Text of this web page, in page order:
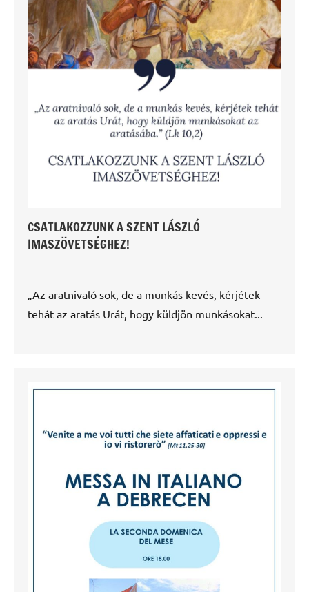
CSATLAKOZZUNK A SZENT LÁSZLÓ
IMASZÖVETSÉGHEZ!
„Az aratnivaló sok, de a munkás kevés, kérjétek
tehát az aratás Urát, hogy küldjön munkásokat...